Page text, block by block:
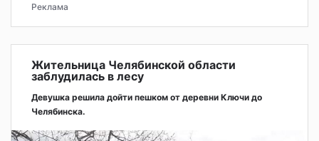
Реклама
Жительница Челябинской области
заблудилась в лесу
Девушка решила дойти пешком от деревни Ключи до
Челябинска.